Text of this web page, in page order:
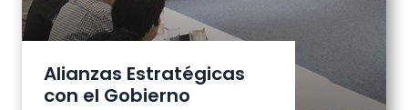
Alianzas Estratégicas
con el Gobierno